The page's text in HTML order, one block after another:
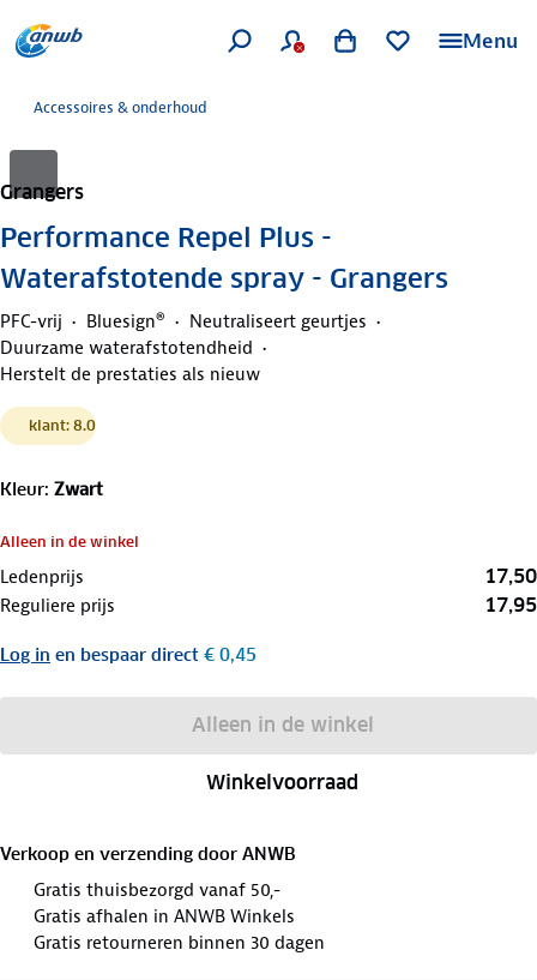
Menu
Accessoires & onderhoud
Grangers
Performance Repel Plus -
Waterafstotende spray - Grangers
PFC-vrij Bluesign®
Neutraliseert geurtjes
Duurzame waterafstotendheid
Herstelt de prestaties als nieuw
klant: 8.0
Kleur: Zwart
Alleen in de winkel
Ledenprijs 17,50
Reguliere prijs 17,95
Log in en bespaar direct € 0,45
Alleen in de winkel
Winkelvoorraad
Verkoop en verzending door ANWB
Gratis thuisbezorgd vanaf 50,-
Gratis afhalen in ANWB Winkels
Gratis retourneren binnen 30 dagen